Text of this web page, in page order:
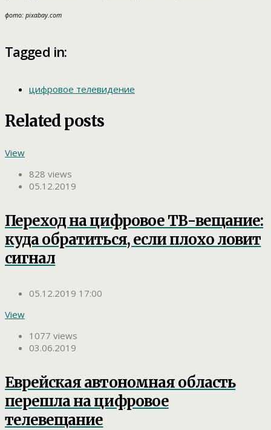
фото: pixabay.com
Tagged in:
цифровое телевидение
Related posts
View
828 views
05.12.2019
Переход на цифровое ТВ-вещание:
куда обратиться, если плохо ловит
сигнал
05.12.2019 17:00
View
1077 views
03.06.2019
Еврейская автономная область
перешла на цифровое
телевещание